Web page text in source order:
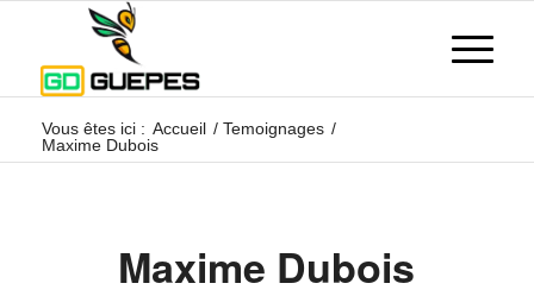
Vous êtes ici : Accueil / Temoignages /
Maxime Dubois
Maxime Dubois